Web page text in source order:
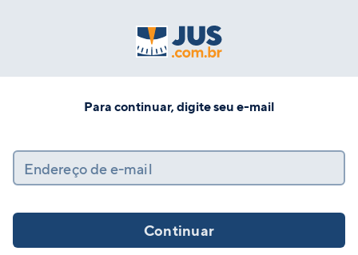
Para continuar, digite seu e-mail
Endereço de e-mail
Continuar